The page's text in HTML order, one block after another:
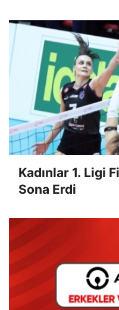
Kadınlar 1. Ligi
Sona Erdi